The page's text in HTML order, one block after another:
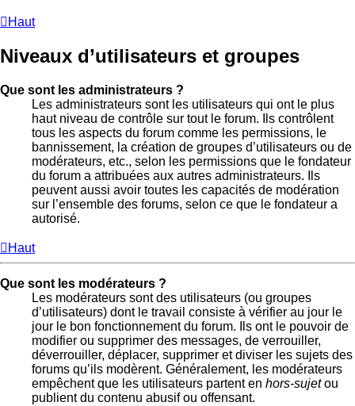
Haut
Niveaux d’utilisateurs et groupes
Que sont les administrateurs ?
Les administrateurs sont les utilisateurs qui ont le plus
haut niveau de contrôle sur tout le forum. Ils contrôlent
tous les aspects du forum comme les permissions, le
bannissement, la création de groupes d’utilisateurs ou de
modérateurs, etc., selon les permissions que le fondateur
du forum a attribuées aux autres administrateurs. Ils
peuvent aussi avoir toutes les capacités de modération
sur l’ensemble des forums, selon ce que le fondateur a
autorisé.
Haut
Que sont les modérateurs ?
Les modérateurs sont des utilisateurs (ou groupes
d’utilisateurs) dont le travail consiste à vérifier au jour le
jour le bon fonctionnement du forum. Ils ont le pouvoir de
modifier ou supprimer des messages, de verrouiller,
déverrouiller, déplacer, supprimer et diviser les sujets des
forums qu’ils modèrent. Généralement, les modérateurs
empêchent que les utilisateurs partent en hors-sujetou
publient du contenu abusif ou offensant.